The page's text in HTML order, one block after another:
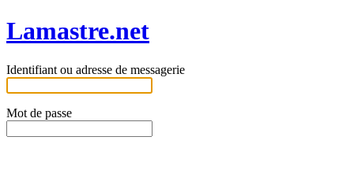
Lamastre.net
Identifiant ou adresse de messagerie
Mot de passe